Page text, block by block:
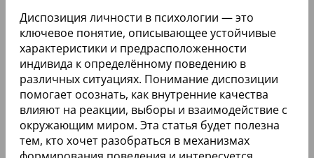
Диспозиция личности в психологии — это
ключевое понятие, описывающее устойчивые
характеристики и предрасположенности
индивида к определённому поведению в
различных ситуациях. Понимание диспозиции
помогает осознать, как внутренние качества
влияют на реакции, выборы и взаимодействие с
окружающим миром. Эта статья будет полезна
тем, кто хочет разобраться в механизмах